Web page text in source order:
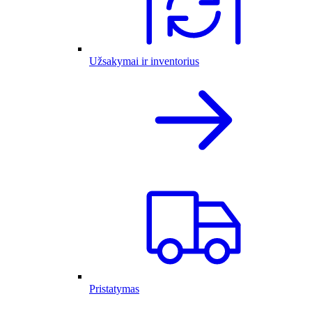
Užsakymai ir inventorius
Pristatymas